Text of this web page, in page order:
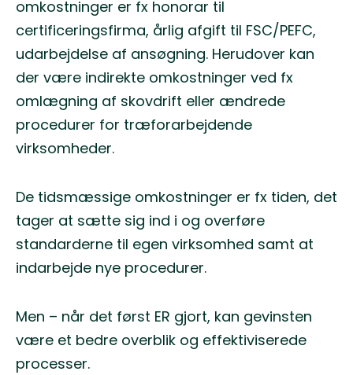
omkostninger er fx honorar til
certificeringsfirma, årlig afgift til FSC/PEFC,
udarbejdelse af ansøgning. Herudover kan
der være indirekte omkostninger ved fx
omlægning af skovdrift eller ændrede
procedurer for træforarbejdende
virksomheder.
De tidsmæssige omkostninger er fx tiden, det
tager at sætte sig ind i og overføre
standarderne til egen virksomhed samt at
indarbejde nye procedurer.
Men – når det først ER gjort, kan gevinsten
være et bedre overblik og effektiviserede
processer.